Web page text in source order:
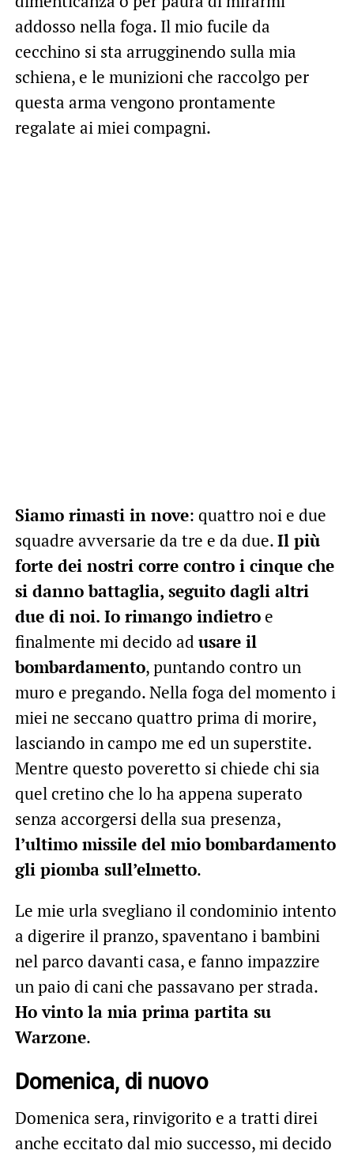
addosso nella foga. Il mio fucile da
cecchino si sta arrugginendo sulla mia
schiena, e le munizioni che raccolgo per
questa arma vengono prontamente
regalate ai miei compagni.
Siamo rimasti in nove: quattro noi e due
squadre avversarie da tre e da due.Il più
forte dei nostri corre contro i cinque che
si danno battaglia, seguito dagli altri
due di noi. Io rimango indietroe
finalmente mi decido ad usare il
bombardamento, puntando contro un
muro e pregando. Nella foga del momento i
miei ne seccano quattro prima di morire,
lasciando in campo me ed un superstite.
Mentre questo poveretto si chiede chi sia
quel cretino che lo ha appena superato
senza accorgersi della sua presenza,
l’ultimo missile del mio bombardamento
gli piomba sull’elmetto.
Le mie urla svegliano il condominio intento
a digerire il pranzo, spaventano i bambini
nel parco davanti casa, e fanno impazzire
un paio di cani che passavano per strada.
Ho vinto la mia prima partita su
Warzone.
Domenica, di nuovo
Domenica sera, rinvigorito e a tratti direi
anche eccitato dal mio successo, mi decido